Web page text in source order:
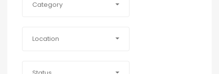
Category
Location